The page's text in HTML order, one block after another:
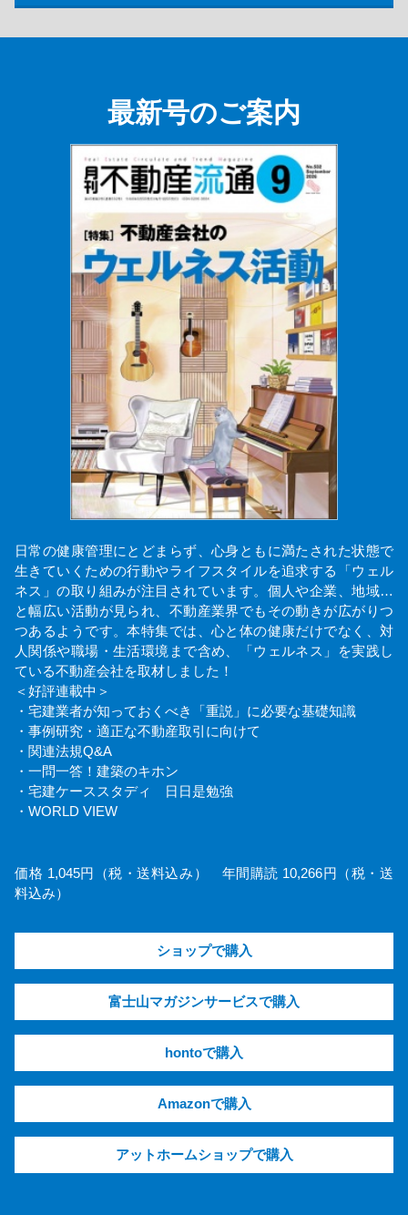
最新号のご案内
日常の健康管理にとどまらず、心身ともに満たされた状態で
生きていくための行動やライフスタイルを追求する「ウェル
ネス」の取り組みが注目されています。個人や企業、地域…
と幅広い活動が見られ、不動産業界でもその動きが広がりつ
つあるようです。本特集では、心と体の健康だけでなく、対
人関係や職場・生活環境まで含め、「ウェルネス」を実践し
ている不動産会社を取材しました！
＜好評連載中＞
・宅建業者が知っておくべき「重説」に必要な基礎知識
・事例研究・適正な不動産取引に向けて
・関連法規Q&A
・一問一答！建築のキホン
・宅建ケーススタディ 日日是勉強
・WORLD VIEW
価格 1,045円（税・送料込み） 年間購読 10,266円（税・送
料込み）
ショップで購入
富士山マガジンサービスで購入
hontoで購入
Amazonで購入
アットホームショップで購入